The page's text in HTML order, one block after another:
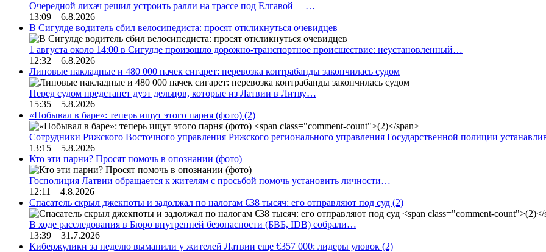
Очередной лихач решил устроить ралли на трассе под Елгавой —…
13:09 6.8.2026
В Сигулде водитель сбил велосипедиста: просят откликнуться очевидцев
1 августа около 14:00 в Сигулде произошло дорожно-транспортное происшествие: неустановленный…
12:32 6.8.2026
Липовые накладные и 480 000 пачек сигарет: перевозка контрабанды закончилась судом
Перед судом предстанет дуэт дельцов, которые из Латвии в Литву…
15:35 5.8.2026
«Побывал в баре»: теперь ищут этого парня (фото) (2)
Сотрудники Рижского Восточного управления Рижского регионального управления Государственной полиции
13:15 5.8.2026
Кто эти парни? Просят помочь в опознании (фото)
Госполиция Латвии обращается к жителям с просьбой помочь установить личности…
12:11 4.8.2026
Спасатель скрыл джекпоты и задолжал по налогам €38 тысяч: его отправляют под суд (2)
В ходе расследования в Бюро внутренней безопасности (БВБ, IDB) собрали…
13:39 31.7.2026
Кибержулики за неделю выманили у жителей Латвии еще €357 000: лидеры уловок (2)